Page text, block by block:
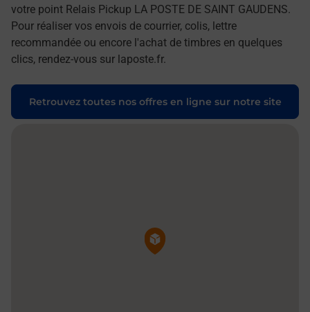
votre point Relais Pickup LA POSTE DE SAINT GAUDENS.
Pour réaliser vos envois de courrier, colis, lettre
recommandée ou encore l'achat de timbres en quelques
clics, rendez-vous sur laposte.fr.
Retrouvez toutes nos offres en ligne sur notre site
Pin de la carte